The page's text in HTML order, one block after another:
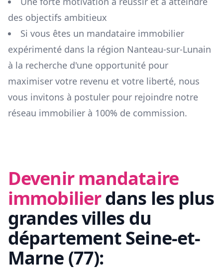
des objectifs ambitieux
Si vous êtes un mandataire immobilier
expérimenté dans la région Nanteau-sur-Lunain
à la recherche d'une opportunité pour
maximiser votre revenu et votre liberté, nous
vous invitons à postuler pour rejoindre notre
réseau immobilier à 100% de commission.
Devenir mandataire
immobilierdans les plus
grandes villes du
départementSeine-et-
Marne (77):